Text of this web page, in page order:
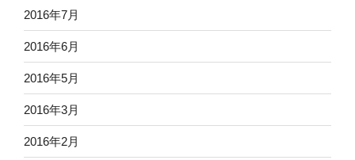
2016年7月
2016年6月
2016年5月
2016年3月
2016年2月